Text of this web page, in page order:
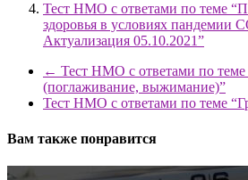
Тест НМО с ответами по теме
здоровья в условиях пандемии
Актуализация 05.10.2021”
← Тест НМО с ответами по
(поглаживание, выжимание)”
Тест НМО с ответами по теме
Вам также понравится